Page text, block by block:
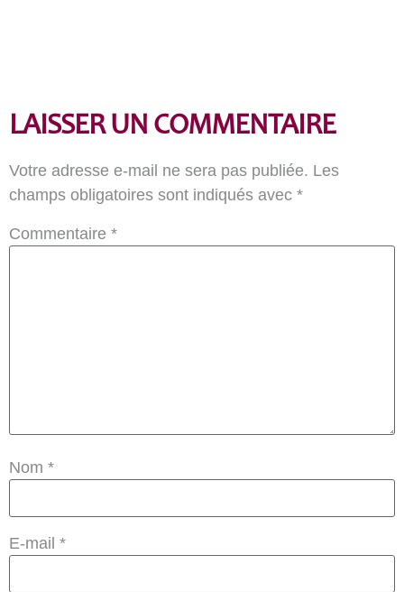
LAISSER UN COMMENTAIRE
Votre adresse e-mail ne sera pas publiée. Les
champs obligatoires sont indiqués avec *
Commentaire *
Nom *
E-mail *